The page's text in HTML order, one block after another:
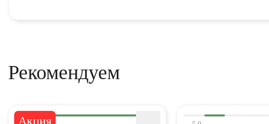
Рекомендуем
Акция